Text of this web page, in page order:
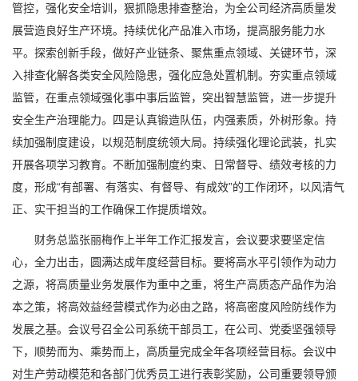
管控，强化安全培训，狠抓隐患排查整治，为全公司经济高质量发
展营造良好生产环境。持续优化产品准入市场，提高服务能力水
平。探索创新手段，做好产业链条、聚焦重点领域、关键环节，深
入排查化解各类安全风险隐患，强化应急处置机制。夯实重点领域
监管，在重点领域强化事中事后监管，突出智慧监管，进一步提升
安全生产治理能力。四是认真锻造队伍，内强素质，外树形象。持
续加强制度建设，以规范制度统领大局。持续强化理论武装，扎实
开展各项学习教育。不断加强制度约束、日常督导、绩效考核的力
度，形成“有部署、有落实、有督导、有成效”的工作闭环，以风清气
正、实干担当的工作确保工作提质增效。
财务总监张丽梅作上半年工作汇报发言，会议要求要坚定信
心，全力出击，圆满达成年度经营目标。要将高水平引领作为动力
之源，将高质量业务发展作为重中之重，将生产高质态产品作为治
本之策，将高效益经营模式作为必由之路，将高密度风险防线作为
发展之基。会议号召全公司系统干部员工，在公司、党委坚强领导
下，顺势而为、乘势而上，高质量完成全年各项经营目标。会议中
对生产劳动模范和各部门优秀员工进行表彰奖励，公司重要领导颁